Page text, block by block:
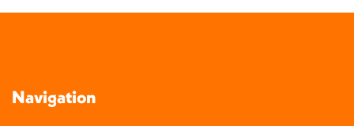
Navigation